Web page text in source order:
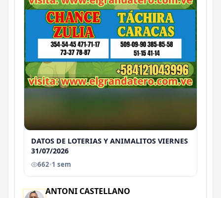
DATOS DE LOTERIAS Y ANIMALITOS VIERNES
31/07/2026
662•1 sem
ANTONI CASTELLANO